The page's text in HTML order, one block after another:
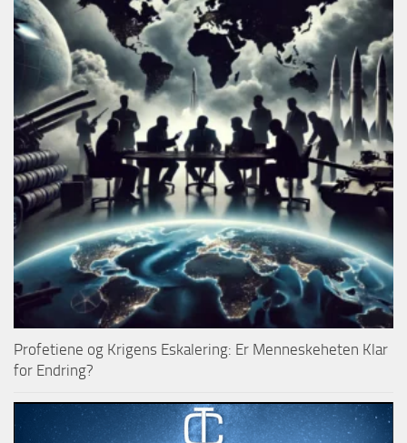
Profetiene og Krigens Eskalering: Er Menneskeheten Klar
for Endring?